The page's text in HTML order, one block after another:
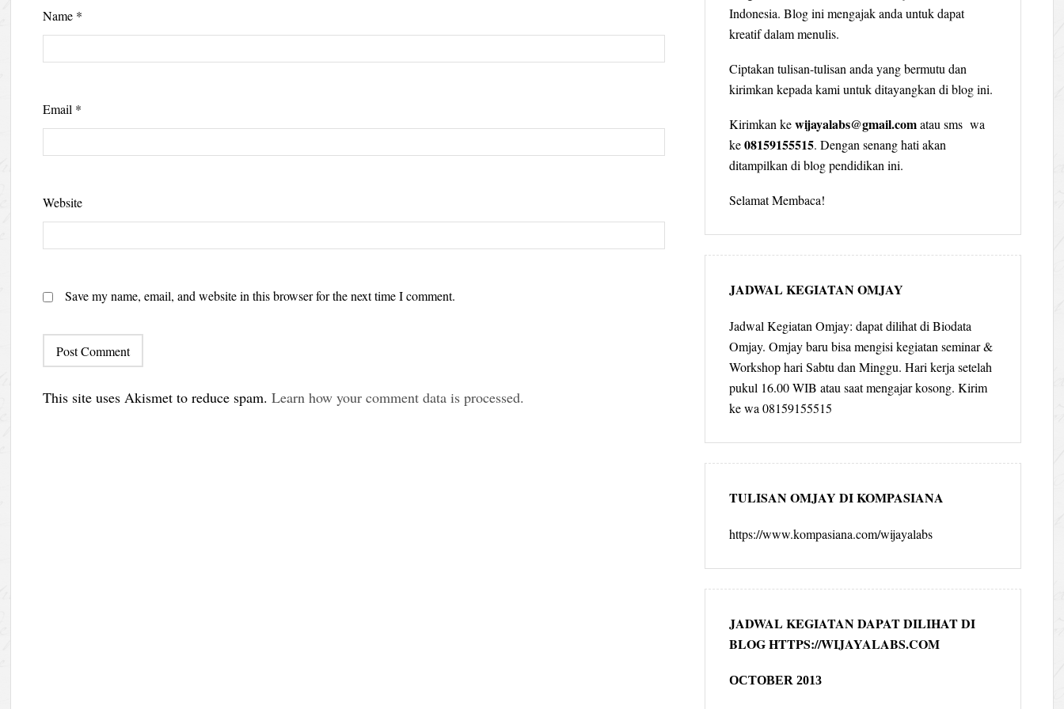
Name *
Email *
Website
Save my name, email, and website in this browser for the next time I comment.
This site uses Akismet to reduce spam.Learn how your comment data is processed.
Indonesia. Blog ini mengajak anda untuk dapat
kreatif dalam menulis.
Ciptakan tulisan-tulisan anda yang bermutu dan
kirimkan kepada kami untuk ditayangkan di blog ini.
Kirimkan kewijayalabs@gmail.comatau sms wa
ke08159155515. Dengan senang hati akan
ditampilkan di blog pendidikan ini.
Selamat Membaca!
JADWAL KEGIATAN OMJAY
Jadwal Kegiatan Omjay: dapat dilihat di Biodata
Omjay. Omjay baru bisa mengisi kegiatan seminar &
Workshop hari Sabtu dan Minggu. Hari kerja setelah
pukul 16.00 WIB atau saat mengajar kosong. Kirim
ke wa 08159155515
TULISAN OMJAY DI KOMPASIANA
https://www.kompasiana.com/wijayalabs
JADWAL KEGIATAN DAPAT DILIHAT DI
BLOG HTTPS://WIJAYALABS.COM
OCTOBER 2013